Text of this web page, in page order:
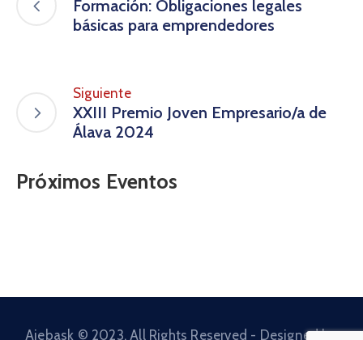
Formación: Obligaciones legales
básicas para emprendedores
Siguiente
XXIII Premio Joven Empresario/a de
Álava 2024
Próximos Eventos
Ajebask © 2023. All Rights Reserved - Designed by